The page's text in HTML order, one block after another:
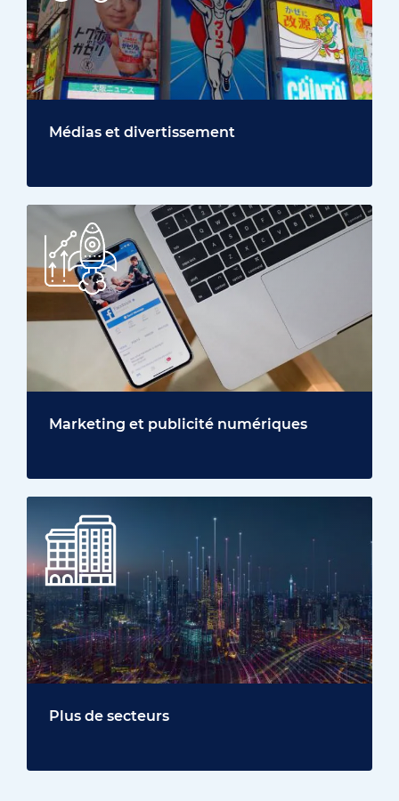
Médias et divertissement
Marketing et publicité numériques
Plus de secteurs